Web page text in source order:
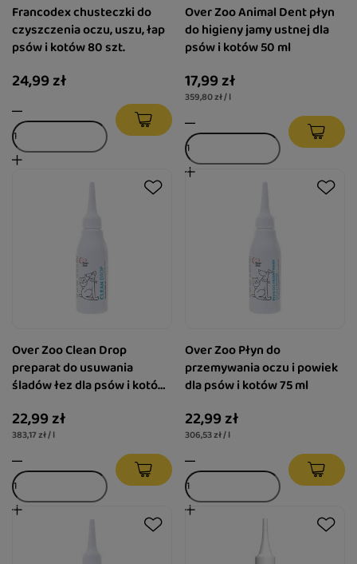
Francodex chusteczki do
czyszczenia oczu, uszu, łap
psów i kotów 80 szt.
24,99 zł
Over Zoo Animal Dent płyn
do higieny jamy ustnej dla
psów i kotów 50 ml
17,99 zł
359,80 zł / l
Over Zoo Clean Drop
preparat do usuwania
śladów łez dla psów i kotów
22,99 zł
383,17 zł / l
Over Zoo Płyn do
przemywania oczu i powiek
dla psów i kotów 75 ml
22,99 zł
306,53 zł / l